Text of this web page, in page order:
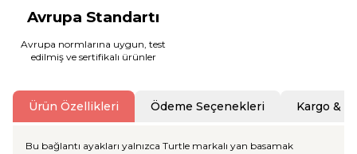
Avrupa Standartı
Avrupa normlarına uygun, test
edilmiş ve sertifikalı ürünler
Ürün Özellikleri Ödeme Seçenekleri Kargo &
Bu bağlantı ayakları yalnızca Turtle markalı yan basamak